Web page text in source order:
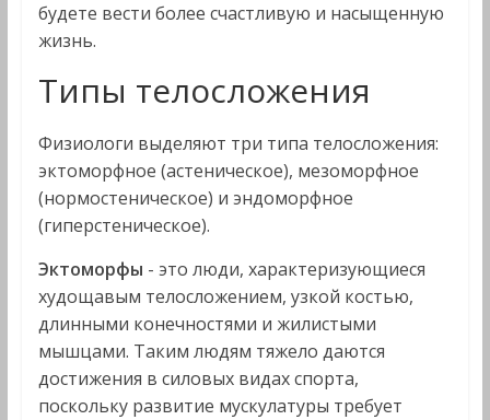
будете вести более счастливую и насыщенную
жизнь.
Типы телосложения
Физиологи выделяют три типа телосложения:
эктоморфное (астеническое), мезоморфное
(нормостеническое) и эндоморфное
(гиперстеническое).
Эктоморфы - это люди, характеризующиеся
худощавым телосложением, узкой костью,
длинными конечностями и жилистыми
мышцами. Таким людям тяжело даются
достижения в силовых видах спорта,
поскольку развитие мускулатуры требует